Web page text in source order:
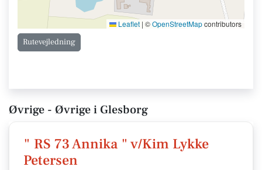
Leaflet | ©OpenStreetMapcontributors
Rutevejledning
Øvrige - Øvrige i Glesborg
" RS 73 Annika " v/Kim Lykke
Petersen